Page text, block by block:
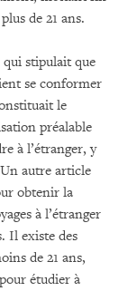
de 21 ans.
qui stipulait que
se conformer
le
préalable
à l’étranger, y
Un autre article
obtenir la
à l’étranger
Il existe des
de 21 ans,
étudier à